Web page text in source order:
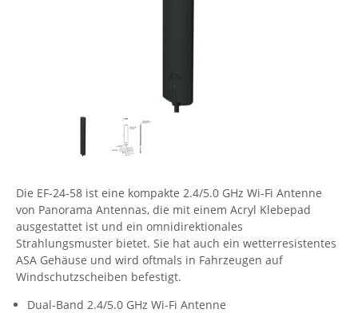
Industrielle Netzwerktechnik / Kommunikation
Wi-Fi - WLAN - Wireless
IT Netzwerktechnik / Kommunikation
RMA / Rücksendung / Support
Fokus Technologies
Gefen
Gude
Guntermann & Drunck
High Sec Labs
Die EF-24-58 ist eine kompakte 2.4/5.0 GHz Wi-Fi Antenne
von Panorama Antennas, die mit einem Acryl Klebepad
ausgestattet ist und ein omnidirektionales
Strahlungsmuster bietet. Sie hat auch ein wetterresistentes
ASA Gehäuse und wird oftmals in Fahrzeugen auf
Windschutzscheiben befestigt.
Dual-Band 2.4/5.0 GHz Wi-Fi Antenne